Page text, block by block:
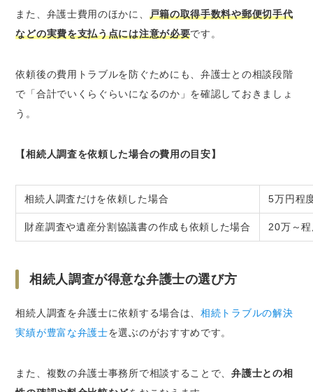
また、弁護士費用のほかに、 戸籍の取得手数料や郵便切手代
などの実費を支払う点には注意が必要です。
依頼後の費用トラブルを防ぐためにも、弁護士との相談段階
で「合計でいくらぐらいになるのか」を確認しておきましょ
う。
【相続人調査を依頼した場合の費用の目安】
相続人調査だけを依頼した場合 5万円程
財産調査や遺産分割協議書の作成も依頼した場合 20万～
相続人調査が得意な弁護士の選び方
相続人調査を弁護士に依頼する場合は、相続トラブルの解決
実績が豊富な弁護士を選ぶのがおすすめです。
また、複数の弁護士事務所で相談することで、弁護士との相